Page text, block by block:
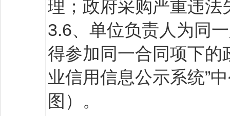
理；政府采购严重违法
3.6、单位负责人为同
得参加同一合同项下的
业信用信息公示系统”
图）。